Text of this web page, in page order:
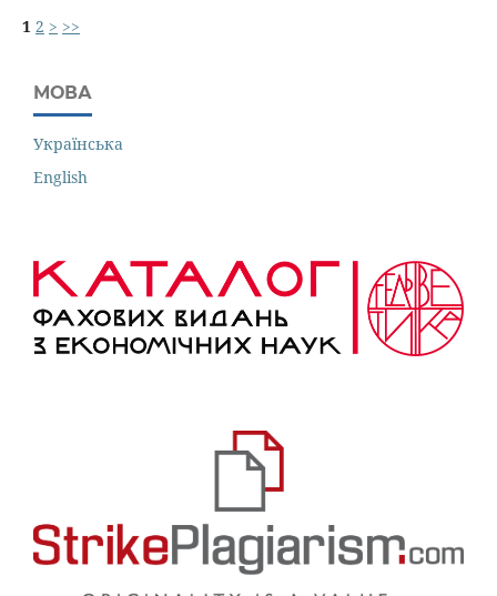
1 2 > >>
МОВА
Українська
English